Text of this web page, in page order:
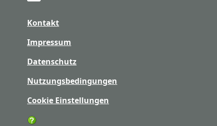
Kontakt
Impressum
Datenschutz
Nutzungsbedingungen
Cookie Einstellungen